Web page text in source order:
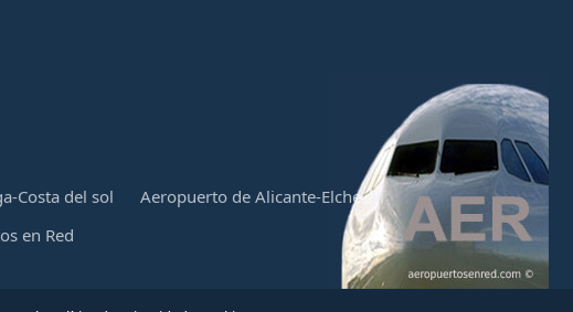
Costa del sol
Aeropuerto de Alicante-Elche
en Red